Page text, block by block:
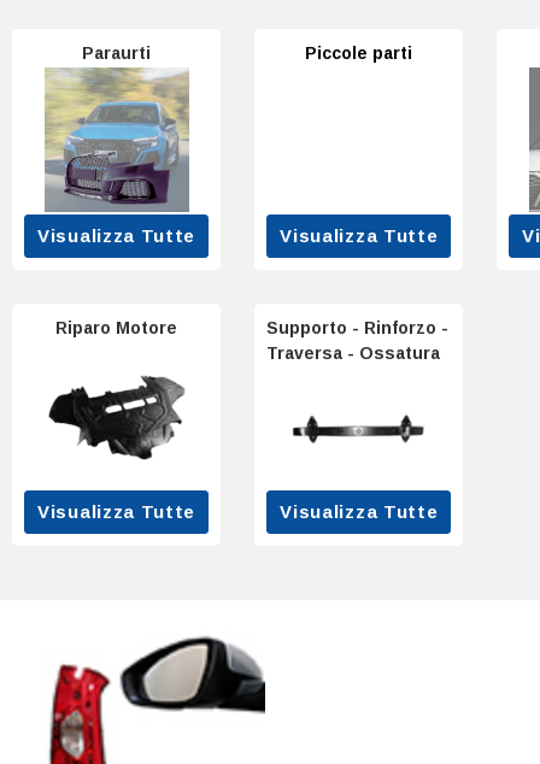
Paraurti
Visualizza Tutte
Piccole parti
Visualizza Tutte
Riparo Motore
Visualizza Tutte
Supporto - Rinforzo -
Traversa - Ossatura
Visualizza Tutte